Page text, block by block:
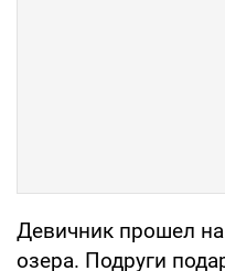
Девичник прошел
озера. Подруги